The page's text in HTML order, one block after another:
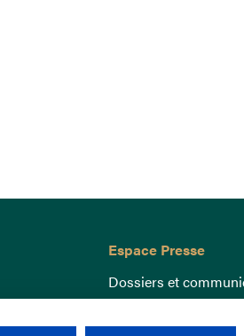
Espace Presse
Dossiers et